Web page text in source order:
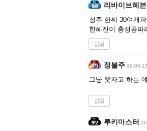
리바이브헤븐
청주 한씨 30여개
한혜진이 충성공파
답글
정불주 26-05-
그냥 웃자고 하는
답글
루키마스터